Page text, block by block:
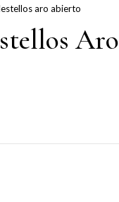
aro abierto
Aro